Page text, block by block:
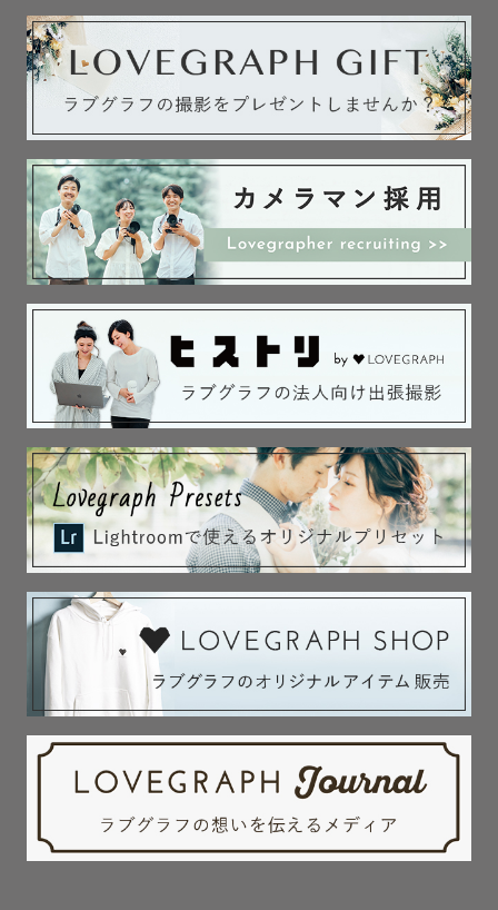
変動しますので都度お問い合わせください。
山口県下関市：1,500円
福岡県福岡市：10,000円
最後までお読みいただきありがとうございます🤍
お会いできるのを楽しみにしております✨